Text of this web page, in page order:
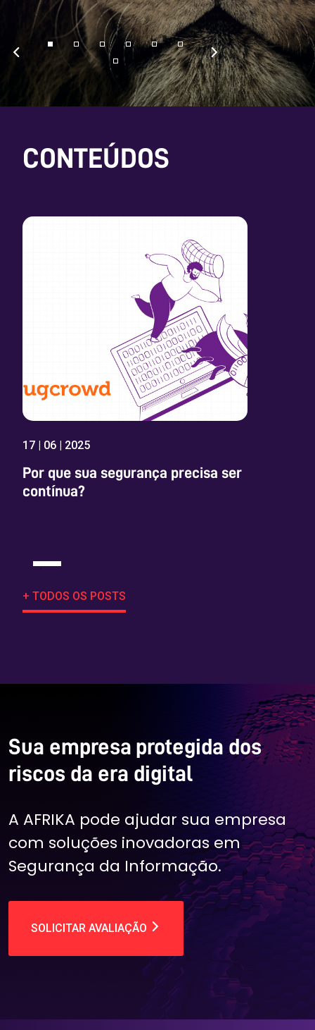
CONTEÚDOS
17 | 06 | 2025
Por que sua segurança precisa ser
contínua?
+ TODOS OS POSTS
Sua empresa protegida dos
riscos da era digital
A AFRIKA pode ajudar sua empresa
com soluções inovadoras em
Segurança da Informação.
SOLICITAR AVALIAÇÃO